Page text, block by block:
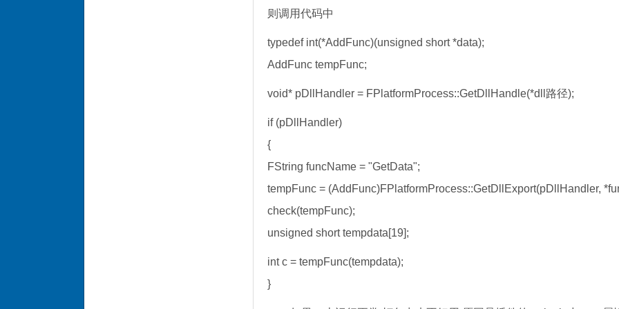
则调用代码中
typedef int(*AddFunc)(unsigned short *data);
AddFunc tempFunc;
void* pDllHandler = FPlatformProcess::GetDllHandle(*dll路径);
if (pDllHandler)
{
FString funcName = "GetData";
tempFunc = (AddFunc)FPlatformProcess::GetDllExport(pDllHandler,
check(tempFunc);
unsigned short tempdata[19];
int c = tempFunc(tempdata);
}